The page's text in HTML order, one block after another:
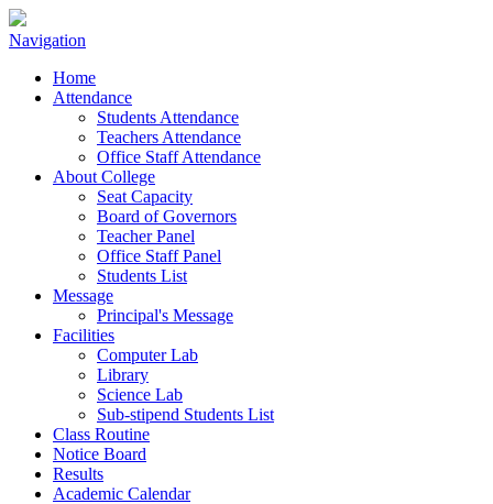
Navigation
Home
Attendance
Students Attendance
Teachers Attendance
Office Staff Attendance
About College
Seat Capacity
Board of Governors
Teacher Panel
Office Staff Panel
Students List
Message
Principal's Message
Facilities
Computer Lab
Library
Science Lab
Sub-stipend Students List
Class Routine
Notice Board
Results
Academic Calendar